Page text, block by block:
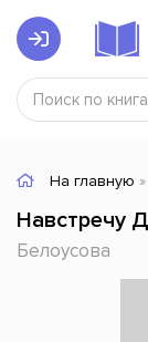
На главную »
Навстречу
Белоусова